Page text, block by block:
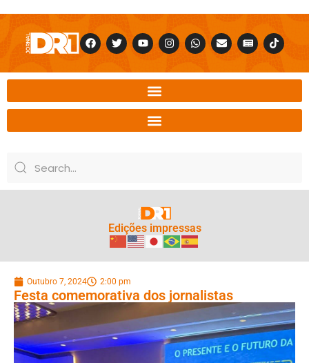
Edições impressas
Outubro 7, 2024 2:00 pm
Festa comemorativa dos jornalistas